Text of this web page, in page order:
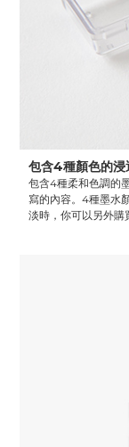
包含4種顏色的浸
包含4種柔和色調的
寫的內容。4種墨水
淡時，你可以另外購